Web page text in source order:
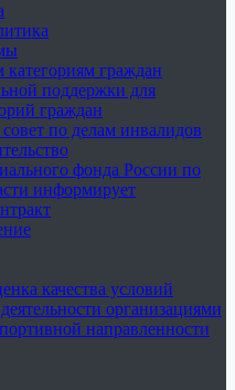
категориям граждан
поддержки для
граждан
по делам инвалидов
фонда России по
информирует
качества условий
организациями
направленности